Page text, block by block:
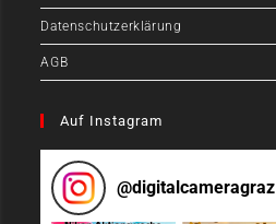
Datenschutzerklärung
AGB
Auf Instagram
@digitalcameragraz